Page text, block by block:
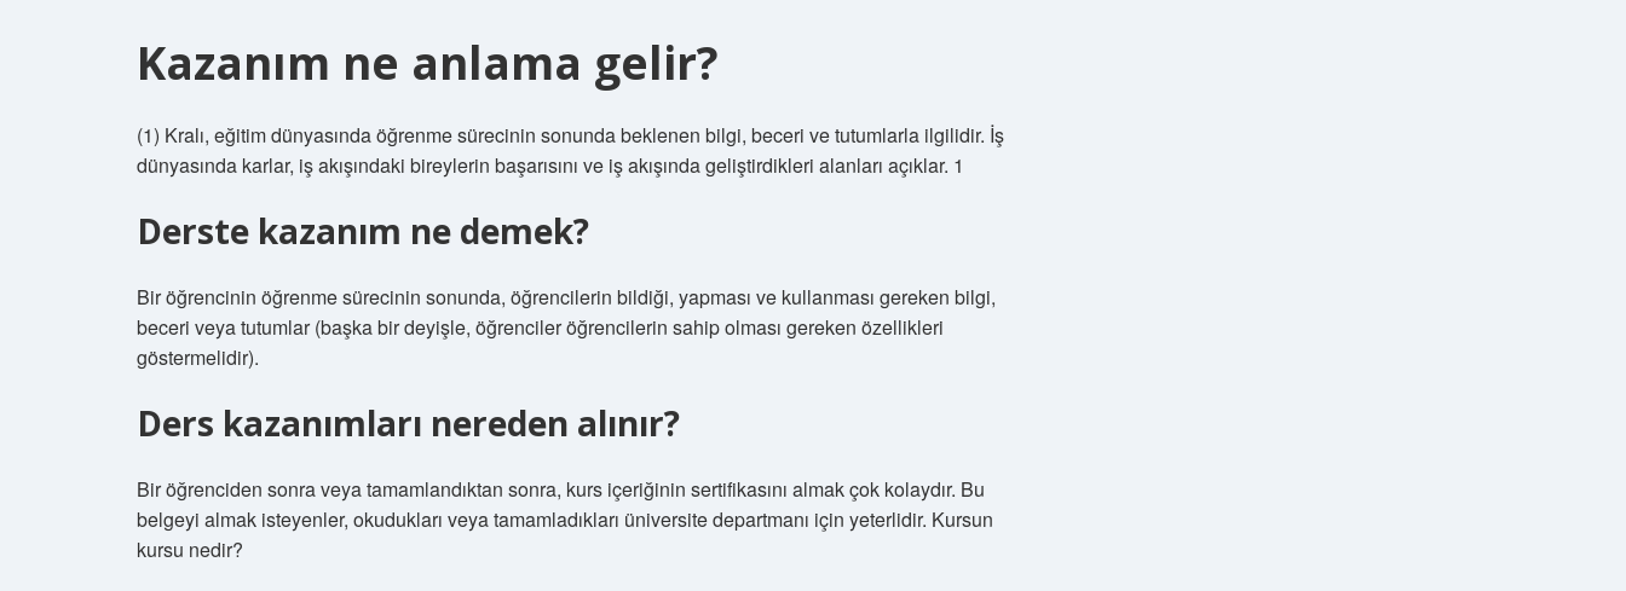
Kazanım ne anlama gelir?
(1) Kralı, eğitim dünyasında öğrenme sürecinin sonunda beklenen bilgi, beceri ve tutumlarla ilgilidir. İş
dünyasında karlar, iş akışındaki bireylerin başarısını ve iş akışında geliştirdikleri alanları açıklar. 1
Derste kazanım ne demek?
Bir öğrencinin öğrenme sürecinin sonunda, öğrencilerin bildiği, yapması ve kullanması gereken bilgi,
beceri veya tutumlar (başka bir deyişle, öğrenciler öğrencilerin sahip olması gereken özellikleri
göstermelidir).
Ders kazanımları nereden alınır?
Bir öğrenciden sonra veya tamamlandıktan sonra, kurs içeriğinin sertifikasını almak çok kolaydır. Bu
belgeyi almak isteyenler, okudukları veya tamamladıkları üniversite departmanı için yeterlidir. Kursun
kursu nedir?